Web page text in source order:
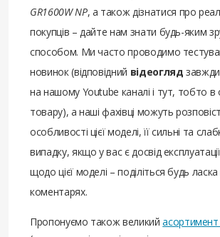
GR1600W NP, а також дізнатися про
покупців – дайте нам знати будь-яким
способом. Ми часто проводимо
новинок (відповідний відеогляд
на нашому Youtube каналі і тут, тобто в
товару), а наші фахівці можуть
особливості цієї моделі, її сильні та
випадку, якщо у вас є досвід
щодо цієї моделі – поділіться будь ласка
коментарях.
Пропонуємо також великий